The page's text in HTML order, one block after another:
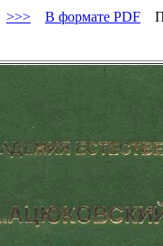
>>> В формате PDF